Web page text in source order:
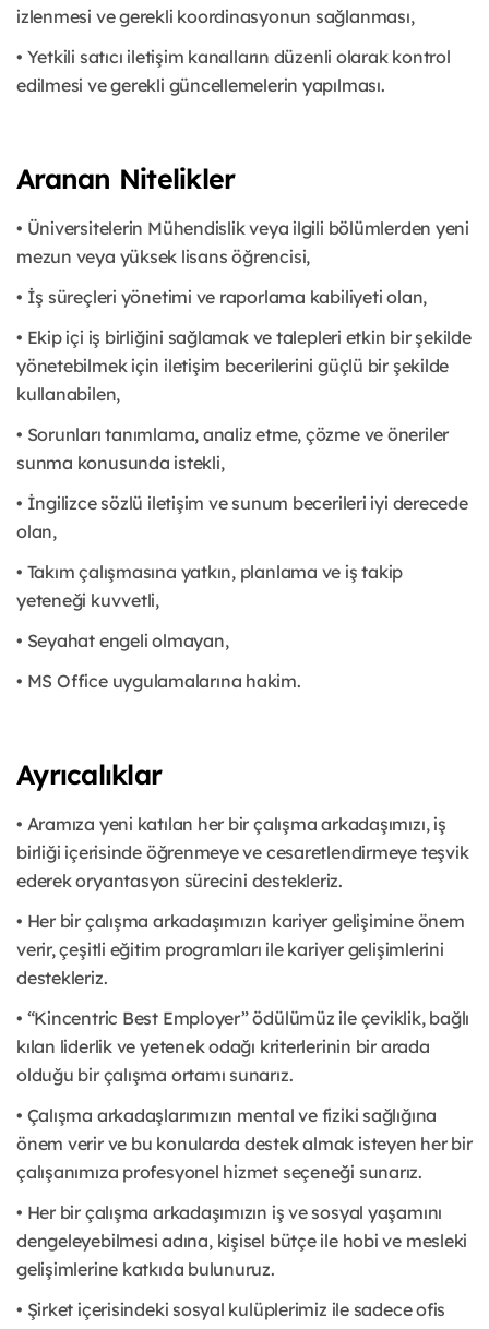
izlenmesi ve gerekli koordinasyonun sağlanması,
• Yetkili satıcı iletişim kanalların düzenli olarak kontrol
edilmesi ve gerekli güncellemelerin yapılması.
Aranan Nitelikler
• Üniversitelerin Mühendislik veya ilgili bölümlerden yeni
mezun veya yüksek lisans öğrencisi,
• İş süreçleri yönetimi ve raporlama kabiliyeti olan,
• Ekip içi iş birliğini sağlamak ve talepleri etkin bir şekilde
yönetebilmek için iletişim becerilerini güçlü bir şekilde
kullanabilen,
• Sorunları tanımlama, analiz etme, çözme ve öneriler
sunma konusunda istekli,
• İngilizce sözlü iletişim ve sunum becerileri iyi derecede
olan,
• Takım çalışmasına yatkın, planlama ve iş takip
yeteneği kuvvetli,
• Seyahat engeli olmayan,
• MS Office uygulamalarına hakim.
Ayrıcalıklar
• Aramıza yeni katılan her bir çalışma arkadaşımızı, iş
birliği içerisinde öğrenmeye ve cesaretlendirmeye teşvik
ederek oryantasyon sürecini destekleriz.
• Her bir çalışma arkadaşımızın kariyer gelişimine önem
verir, çeşitli eğitim programları ile kariyer gelişimlerini
destekleriz.
• “Kincentric Best Employer” ödülümüz ile çeviklik, bağlı
kılan liderlik ve yetenek odağı kriterlerinin bir arada
olduğu bir çalışma ortamı sunarız.
• Çalışma arkadaşlarımızın mental ve fiziki sağlığına
önem verir ve bu konularda destek almak isteyen her bir
çalışanımıza profesyonel hizmet seçeneği sunarız.
• Her bir çalışma arkadaşımızın iş ve sosyal yaşamını
dengeleyebilmesi adına, kişisel bütçe ile hobi ve mesleki
gelişimlerine katkıda bulunuruz.
• Şirket içerisindeki sosyal kulüplerimiz ile sadece ofis